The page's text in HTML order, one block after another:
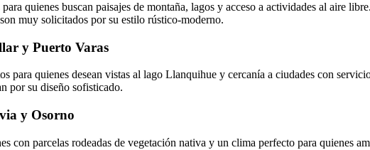
para quienes buscan paisajes de montaña, lagos y acceso a actividades al aire
muy solicitados por su estilo rústico-moderno.
y Puerto Varas
para quienes desean vistas al lago Llanquihue y cercanía a ciudades con
por su diseño sofisticado.
y Osorno
con parcelas rodeadas de vegetación nativa y un clima perfecto para quienes